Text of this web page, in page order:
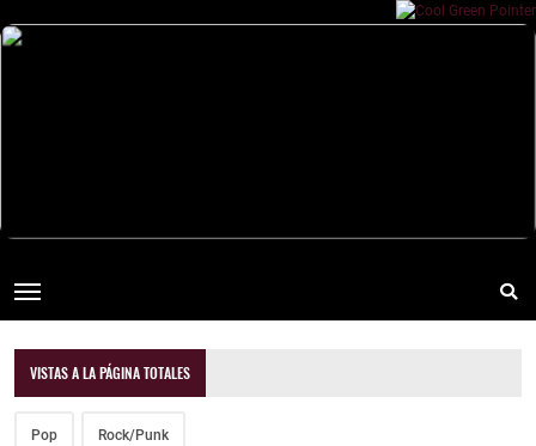
VISTAS A LA PÁGINA TOTALES
Pop Rock/Punk